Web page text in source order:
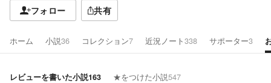
フォロー 共有
ホーム 小説36 コレクション7 近況ノート338 サポーター3
レビューを書いた小説163 ★をつけた小説547